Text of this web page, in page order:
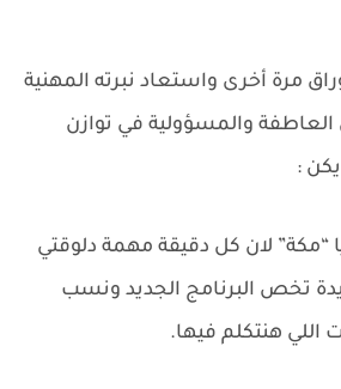
مرة أخرى واستعاد نبرته المهنية
العاطفة والمسؤولية في توازن
:
“مكة” لان كل دقيقة مهمة دلوقتي
تخص البرنامج الجديد ونسب
اللي هنتكلم فيها.